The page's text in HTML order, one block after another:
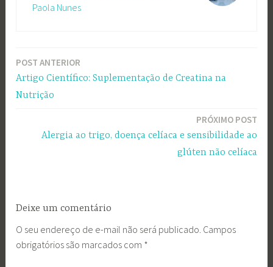
Paola Nunes
Navegação
POST ANTERIOR
Artigo Científico: Suplementação de Creatina na
Nutrição
PRÓXIMO POST
Alergia ao trigo, doença celíaca e sensibilidade ao
glúten não celíaca
Deixe um comentário
O seu endereço de e-mail não será publicado. Campos
obrigatórios são marcados com *